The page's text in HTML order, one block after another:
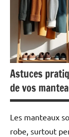
Astuces
de vos
Les manteaux
robe, surtout